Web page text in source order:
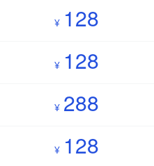
¥ 128
¥ 128
¥ 288
¥ 128